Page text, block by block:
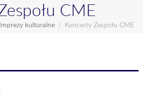
CME
Imprezy kulturalne Koncerty Zespołu CME